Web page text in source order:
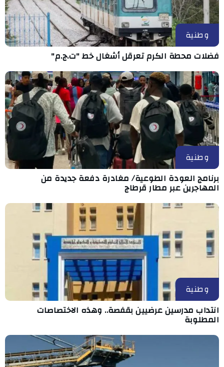
وطنية
فضلات محطة الكرم تعرقل أشغال خط "ت.ج.م"
وطنية
برنامج العودة الطوعية/ مغادرة دفعة جديدة من
المهاجرين عبر مطار قرطاج
وطنية
انتداب مدرسين عرضيين بقفصة.. وهذه الاختصاصات
المطلوبة